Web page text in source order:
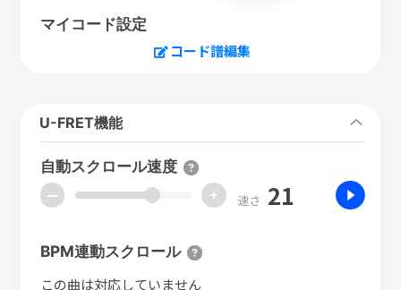
マイコード設定
コード譜編集
U-FRET機能
自動スクロール速度
ー + 速さ 21
BPM連動スクロール
この曲は対応していません